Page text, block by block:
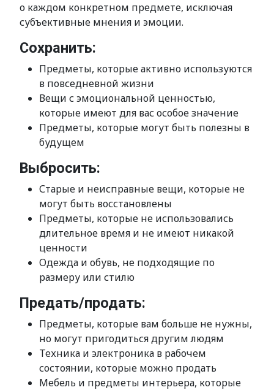
о каждом конкретном предмете, исключая
субъективные мнения и эмоции.
Сохранить:
Предметы, которые активно используются
в повседневной жизни
Вещи с эмоциональной ценностью,
которые имеют для вас особое значение
Предметы, которые могут быть полезны в
будущем
Выбросить:
Старые и неисправные вещи, которые не
могут быть восстановлены
Предметы, которые не использовались
длительное время и не имеют никакой
ценности
Одежда и обувь, не подходящие по
размеру или стилю
Предать/продать:
Предметы, которые вам больше не нужны,
но могут пригодиться другим людям
Техника и электроника в рабочем
состоянии, которые можно продать
Мебель и предметы интерьера, которые